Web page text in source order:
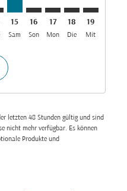
15
Sam
16
Son
17
Mon
18
Die
19
Mit
letzten 48 Stunden gültig und sind
nicht mehr verfügbar. Es können
Produkte und